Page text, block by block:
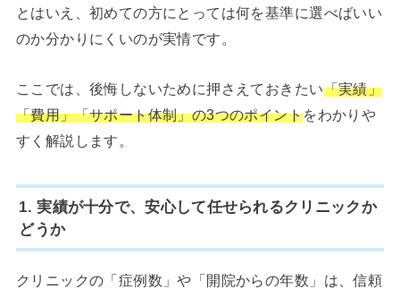
とはいえ、初めての方にとっては何を基準に選べばいい
のか分かりにくいのが実情です。
ここでは、後悔しないために押さえておきたい「実績」
「費用」「サポート体制」の3つのポイントをわかりや
すく解説します。
1. 実績が十分で、安心して任せられるクリニックか
どうか
クリニックの「症例数」や「開院からの年数」は、信頼